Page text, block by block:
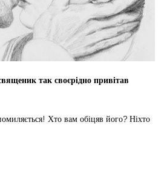
так своєрідно привітав
Хто вам обіцяв його? Ніхто